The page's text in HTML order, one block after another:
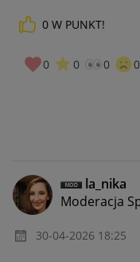
0 W PUNKT!
0 0 0 0
la_nika
Moderacja
‎30-04-2026 18:25